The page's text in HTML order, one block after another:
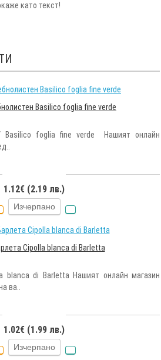
като текст!
Basilico foglia fine verde
Basilico foglia fine verde Нашият онлайн
1.12€ (2.19 лв.)
Изчерпано
Cipolla blanca di Barletta
blanca di Barletta Нашият онлайн магазин
ва..
1.02€ (1.99 лв.)
Изчерпано